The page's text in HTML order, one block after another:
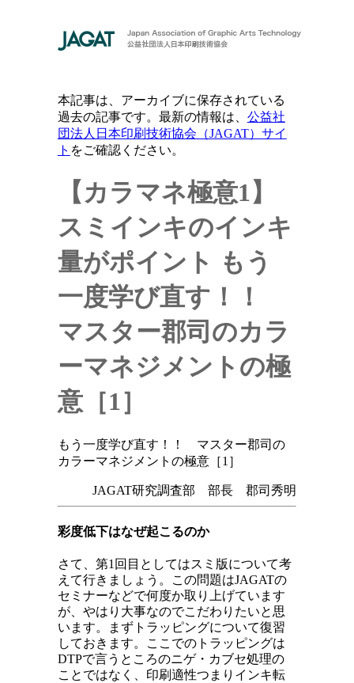
本記事は、アーカイブに保存されている
過去の記事です。最新の情報は、 公益社
団法人日本印刷技術協会（JAGAT）サイ
ト をご確認ください。
【カラマネ極意1】
スミインキのインキ
量がポイント もう
一度学び直す！！
マスター郡司のカラ
ーマネジメントの極
意［1］
もう一度学び直す！！ マスター郡司の
カラーマネジメントの極意［1］
JAGAT研究調査部 部長 郡司秀明
彩度低下はなぜ起こるのか
さて、第1回目としてはスミ版について考
えて行きましょう。この問題はJAGATの
セミナーなどで何度か取り上げています
が、やはり大事なのでこだわりたいと思
います。まずトラッピングについて復習
しておきます。ここでのトラッピングは
DTPで言うところのニゲ・カブセ処理の
ことではなく、印刷適性つまりインキ転